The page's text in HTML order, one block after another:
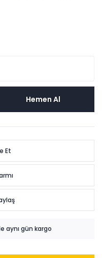
Hemen Al
Et
aynı gün kargo